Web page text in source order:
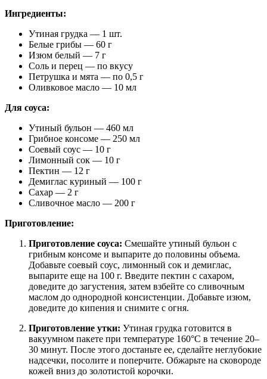
Ингредиенты:
Утиная грудка — 1 шт.
Белые грибы — 60 г
Изюм белый — 7 г
Соль и перец — по вкусу
Петрушка и мята — по 0,5 г
Оливковое масло — 10 мл
Для соуса:
Утиный бульон — 460 мл
Грибное консоме — 250 мл
Соевый соус — 10 г
Лимонный сок — 10 г
Пектин — 12 г
Демиглас куриный — 100 г
Сахар — 2 г
Сливочное масло — 200 г
Приготовление:
Приготовление соуса: Смешайте утиный бульон с
грибным консоме и выпарите до половины объема.
Добавьте соевый соус, лимонный сок и демиглас,
выпарите еще на 100 г. Введите пектин с сахаром,
доведите до загустения, затем взбейте со сливочным
маслом до однородной консистенции. Добавьте изюм,
доведите до кипения и снимите с огня.
Приготовление утки: Утиная грудка готовится в
вакуумном пакете при температуре 160°C в течение 20–
30 минут. После этого достаньте ее, сделайте неглубокие
надсечки, посолите и поперчите. Обжарьте на сковороде
кожей вниз до золотистой корочки.